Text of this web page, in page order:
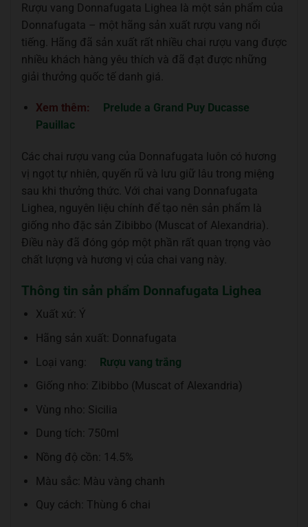
Rượu vang Donnafugata Lighea là một sản phẩm của
Donnafugata – một hãng sản xuất rượu vang nổi
tiếng. Hãng đã sản xuất rất nhiều chai rượu vang được
nhiều khách hàng yêu thích và đã đạt được những
giải thưởng quốc tế danh giá.
Xem thêm:
Prelude a Grand Puy Ducasse
Pauillac
Các chai rượu vang của Donnafugata luôn có hương
vị ngọt tự nhiên, quyến rũ và lưu giữ lâu trong miệng
sau khi thưởng thức. Với chai vang Donnafugata
Lighea, nguyên liệu chính để tạo nên sản phẩm là
giống nho đặc sản Zibibbo (Muscat of Alexandria).
Điều này đã đóng góp một phần rất quan trọng vào
chất lượng và hương vị của chai vang này.
Thông tin sản phẩm Donnafugata Lighea
Xuất xứ: Ý
Hãng sản xuất: Donnafugata
Loại vang:
Rượu vang trắng
Giống nho: Zibibbo (Muscat of Alexandria)
Vùng nho: Sicilia
Dung tích: 750ml
Nồng độ cồn: 14.5%
Màu sắc: Màu vàng chanh
Quy cách: Thùng 6 chai